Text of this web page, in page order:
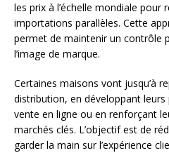
les prix à l’échelle mondiale pour
importations parallèles. Cette
permet de maintenir un contrôle
l’image de marque.
Certaines maisons vont jusqu’à
distribution, en développant
vente en ligne ou en renforçant
marchés clés. L’objectif est de
garder la main sur l’expérience